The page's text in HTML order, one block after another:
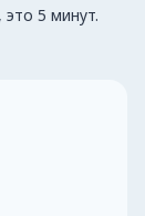
5 минут.